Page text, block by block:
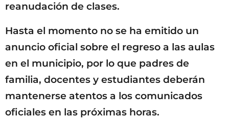
reanudación de clases.
Hasta el momento no se ha emitido un
anuncio oficial sobre el regreso a las aulas
en el municipio, por lo que padres de
familia, docentes y estudiantes deberán
mantenerse atentos a los comunicados
oficiales en las próximas horas.